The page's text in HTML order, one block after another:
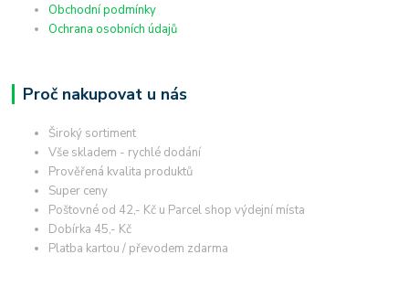
Obchodní podmínky
Ochrana osobních údajů
Proč nakupovat u nás
Široký sortiment
Vše skladem - rychlé dodání
Prověřená kvalita produktů
Super ceny
Poštovné od 42,- Kč u Parcel shop výdejní místa
Dobírka 45,- Kč
Platba kartou / převodem zdarma